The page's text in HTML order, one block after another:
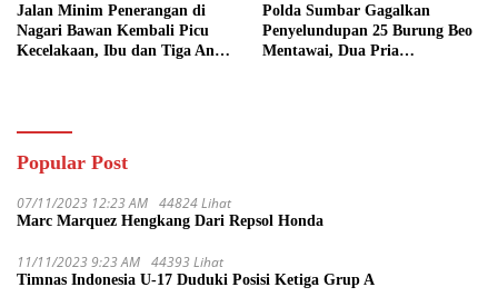
Jalan Minim Penerangan di
Nagari Bawan Kembali Picu
Kecelakaan, Ibu dan Tiga Anak
Polda Sumbar Gagalkan
Penyelundupan 25 Burung Beo
Mentawai, Dua Pria
Popular Post
07/11/2023 12:23 AM 44824 Lihat
Marc Marquez Hengkang Dari Repsol Honda
11/11/2023 9:23 AM 44393 Lihat
Timnas Indonesia U-17 Duduki Posisi Ketiga Grup A